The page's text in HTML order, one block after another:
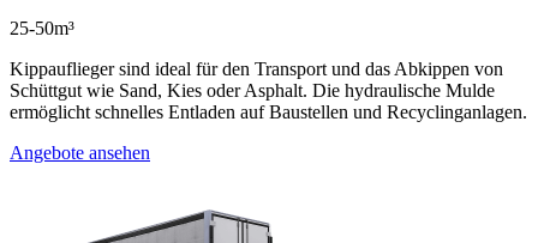
25-50m³
Kippauflieger sind ideal für den Transport und das Abkippen von
Schüttgut wie Sand, Kies oder Asphalt. Die hydraulische Mulde
ermöglicht schnelles Entladen auf Baustellen und Recyclinganlagen.
Angebote ansehen